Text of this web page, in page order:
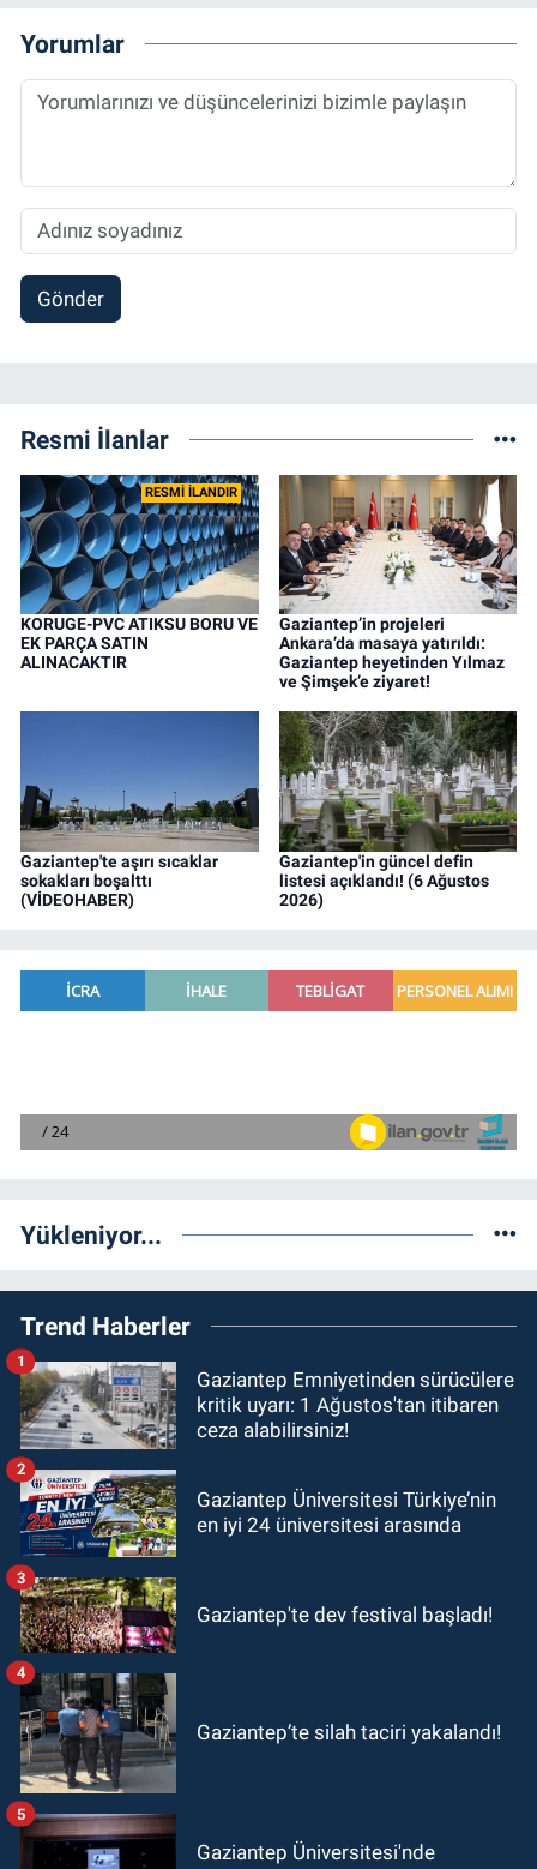
Yorumlar
Gönder
Resmi İlanlar
RESMİ İLANDIR
KORUGE-PVC ATIKSU BORU VE
EK PARÇA SATIN
ALINACAKTIR
Gaziantep’in projeleri
Ankara’da masaya yatırıldı:
Gaziantep heyetinden Yılmaz
ve Şimşek’e ziyaret!
Gaziantep'te aşırı sıcaklar
sokakları boşalttı
(VİDEOHABER)
Gaziantep'in güncel defin
listesi açıklandı! (6 Ağustos
2026)
Yükleniyor...
Trend Haberler
Gaziantep Emniyetinden sürücülere
kritik uyarı: 1 Ağustos'tan itibaren
ceza alabilirsiniz!
1
Gaziantep Üniversitesi Türkiye’nin
en iyi 24 üniversitesi arasında
2
Gaziantep'te dev festival başladı!
3
Gaziantep’te silah taciri yakalandı!
4
Gaziantep Üniversitesi'nde
5